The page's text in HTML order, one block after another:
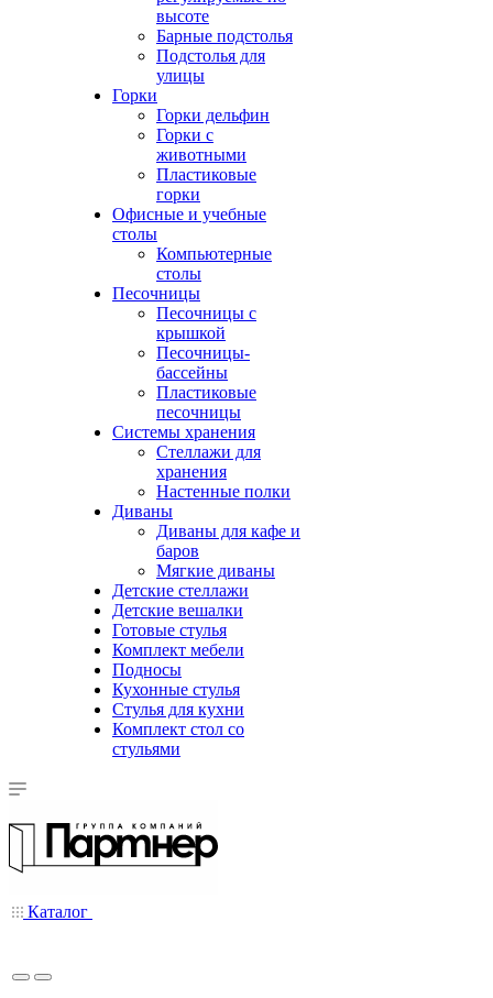
высоте
Барные подстолья
Подстолья для
улицы
Горки
Горки дельфин
Горки с
животными
Пластиковые
горки
Офисные и учебные
столы
Компьютерные
столы
Песочницы
Песочницы с
крышкой
Песочницы-
бассейны
Пластиковые
песочницы
Системы хранения
Стеллажи для
хранения
Настенные полки
Диваны
Диваны для кафе и
баров
Мягкие диваны
Детские стеллажи
Детские вешалки
Готовые стулья
Комплект мебели
Подносы
Кухонные стулья
Стулья для кухни
Комплект стол со
стульями
Каталог